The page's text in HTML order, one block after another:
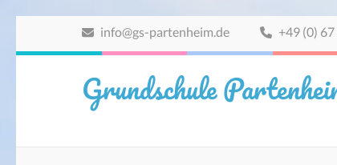
(Eingabetaste
info@gs-partenheim.de +49 (0)
Grundschule